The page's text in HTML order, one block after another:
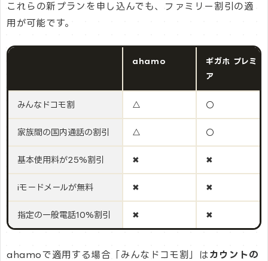
これらの新プランを申し込んでも、ファミリー割引の適
用が可能です。
ahamo
ギガホ プレミ
ア
みんなドコモ割 △ 〇
家族間の国内通話の割引 △ 〇
基本使用料が25%割引 ✖ ✖
iモードメールが無料 ✖ ✖
指定の一般電話10%割引 ✖ ✖
ahamoで適用する場合「みんなドコモ割」は カウントの